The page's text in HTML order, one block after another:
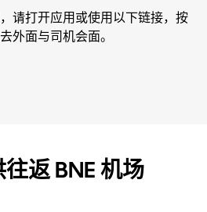
请打开应用或使用以下链接，按
外面与司机会面。
返 BNE 机场